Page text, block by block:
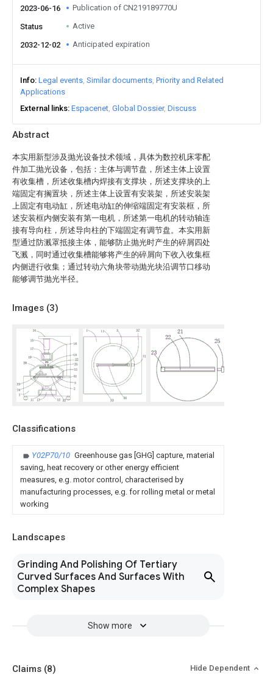
Abstract
本实用新型涉及抛光设备技术领域，具体为数控机床零配
件加工抛光设备，包括：主体与调节盘，所述主体上设置
有收集槽，所述收集槽内焊接有支撑块，所述支撑块的上
端固定有搁置块，所述主体上设置有安装架，所述安装架
上固定有电动缸，所述电动缸的伸缩端固定有安装框，所
述安装框内侧安装有第一电机，所述第一电机的转动轴连
接有导向柱，所述导向柱的下端固定有调节盘。本实用新
型通过防溅罩抵接主体，能够防止抛光时产生的碎屑四处
飞溅，同时通过收集槽能够将产生的碎屑向下收入收集框
内侧进行收集；通过转动六角块带动抛光块沿调节口移动
能够调节抛光半径。
Images (3)
Classifications
Y02P70/10 Greenhouse gas [GHG] capture, material
saving, heat recovery or other energy efficient
measures, e.g. motor control, characterised by
manufacturing processes, e.g. for rolling metal or metal
working
Landscapes
Grinding And Polishing Of Tertiary
Curved Surfaces And Surfaces With
Complex Shapes
Show more
2023-06-16 Publication of CN219189770U
Status Active
2032-12-02 Anticipated expiration
Info Legal events Similar documents Priority and Related
Applications
External links Espacenet Global Dossier Discuss
Claims (8) Hide Dependent